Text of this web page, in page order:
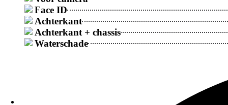
Samsung Galaxy batterij vervangingsprijs
Samsung Galaxy backcover Vervangingsprijs
Face ID
Achterkant
Achterkant + chassis
Waterschade